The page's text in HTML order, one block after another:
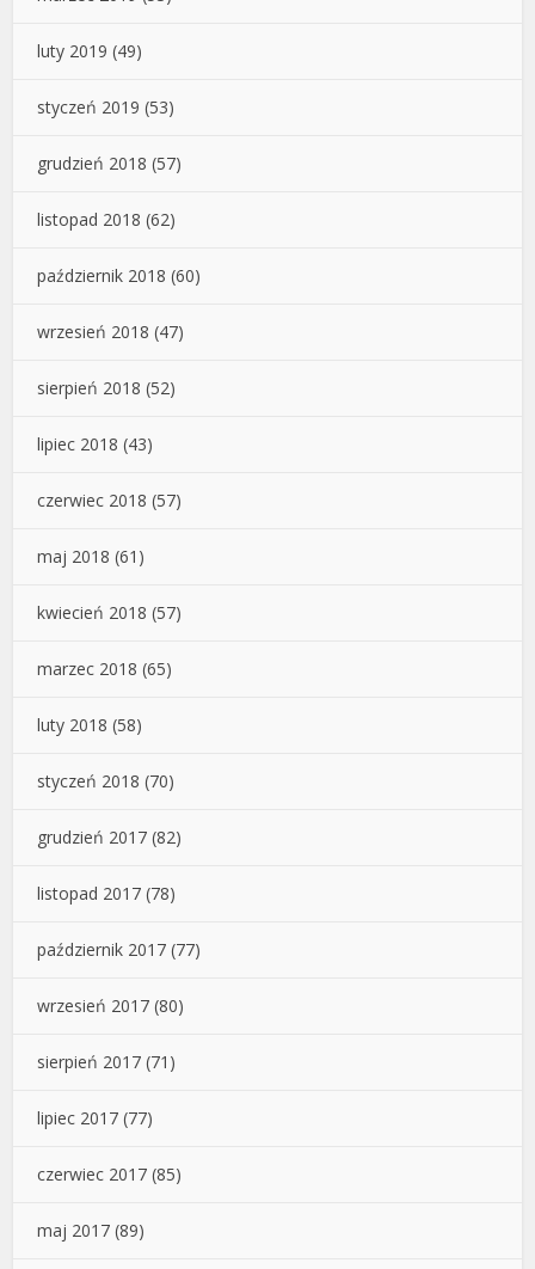
luty 2019 (49)
styczeń 2019 (53)
grudzień 2018 (57)
listopad 2018 (62)
październik 2018 (60)
wrzesień 2018 (47)
sierpień 2018 (52)
lipiec 2018 (43)
czerwiec 2018 (57)
maj 2018 (61)
kwiecień 2018 (57)
marzec 2018 (65)
luty 2018 (58)
styczeń 2018 (70)
grudzień 2017 (82)
listopad 2017 (78)
październik 2017 (77)
wrzesień 2017 (80)
sierpień 2017 (71)
lipiec 2017 (77)
czerwiec 2017 (85)
maj 2017 (89)